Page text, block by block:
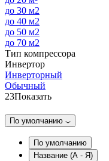
до 30 м2
до 40 м2
до 50 м2
до 70 м2
Тип компрессора
Инвертор
Инверторный
Обычный
23Показать
По умолчанию
По умолчанию
Название (А - Я)